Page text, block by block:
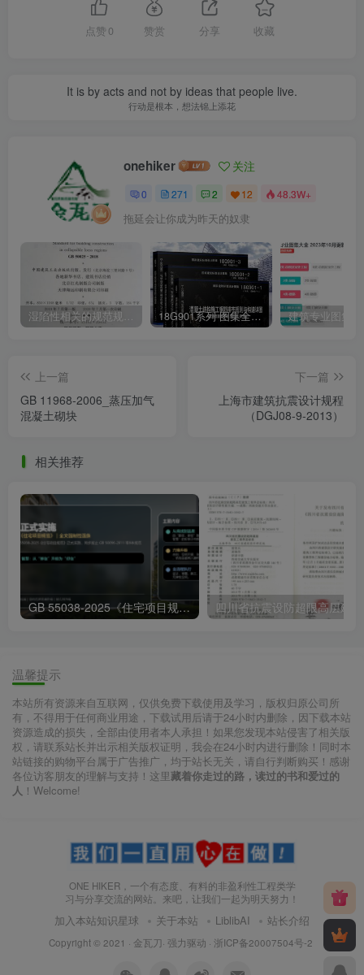
点赞 0 赞赏 分享 收藏
It is by acts and not by ideas that people live.
行动是根本，想法锦上添花
onehiker 关注
0 271 2 12 48.3W+
拖延会让你成为昨天的奴隶
湿陷性相关的规范规程图集汇总下载 18G901系列 图集全套电子版下载 完整版
上一篇
GB 11968-2006_蒸压加气
混凝土砌块
下一篇
上海市建筑抗震设计规程
（DGJ08-9-2013）
相关推荐
GB 55038-2025《住宅项目规范》新旧规差异解读及免费下载
温馨提示
本站所有资源来自互联网，仅供免费下载使用及学习，版权归原公司所
有，不得用于任何商业用途，下载试用后请于24小时内删除，因下载本站
资源造成的损失，全部由使用者本人承担！如果您发现本站侵害了相关版
权，请联系站长并出示相关版权证明，我会在24小时内进行删除！同时本
站链接的购物平台属于广告推广，均于站长无关，请自行判断购买！感谢
各位访客朋友的理解与支持！这里藏着你走过的路，读过的书和爱过的
人 ！Welcome!
ONE HIKER，一个有态度、有料的非盈利性工程类学
习与分享交流的网站。来吧，让我们一起为明天努力！
加入本站知识星球 关于本站 LiblibAI 站长介绍
Copyright © 2021 · 金瓦刀· 强力驱动 · 浙ICP备20007504号-2